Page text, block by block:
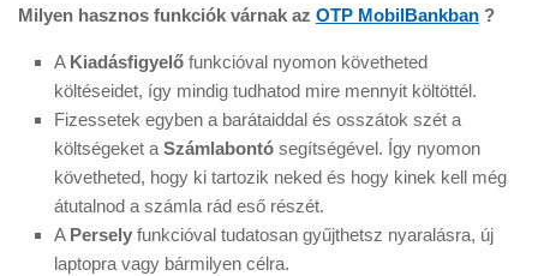
Milyen hasznos funkciók várnak az OTP MobilBankban ?
A Kiadásfigyelő funkcióval nyomon követheted
költéseidet, így mindig tudhatod mire mennyit költöttél.
Fizessetek egyben a barátaiddal és osszátok szét a
költségeket a Számlabontó segítségével. Így nyomon
követheted, hogy ki tartozik neked és hogy kinek kell még
átutalnod a számla rád eső részét.
A Persely funkcióval tudatosan gyűjthetsz nyaralásra, új
laptopra vagy bármilyen célra.